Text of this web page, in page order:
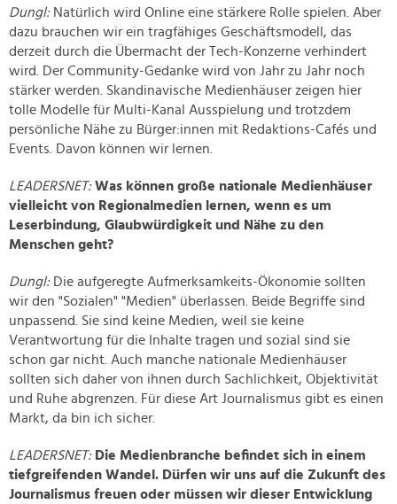
personalisieren, Funktionen für soziale Medien anbieten
zu können und die Zugriffe auf unsere Website zu
analysieren. Außerdem geben wir Informationen zu Ihrer
Verwendung unserer Website an unsere Partner für
soziale Medien, Werbung und Analysen weiter. Unsere
Partner führen diese Informationen möglicherweise mit
weiteren Daten zusammen, die Sie ihnen bereitgestellt
gesammelt haben.
Dungl: Natürlich wird Online eine stärkere Rolle spielen. Aber
dazu brauchen wir ein tragfähiges Geschäftsmodell, das
derzeit durch die Übermacht der Tech-Konzerne verhindert
wird. Der Community-Gedanke wird von Jahr zu Jahr noch
stärker werden. Skandinavische Medienhäuser zeigen hier
tolle Modelle für Multi-Kanal Ausspielung und trotzdem
persönliche Nähe zu Bürger:innen mit Redaktions-Cafés und
Events. Davon können wir lernen.
LEADERSNET: Was können große nationale Medienhäuser
vielleicht von Regionalmedien lernen, wenn es um
Leserbindung, Glaubwürdigkeit und Nähe zu den
Menschen geht?
Dungl:Die aufgeregte Aufmerksamkeits-Ökonomie sollten
wir den "Sozialen" "Medien" überlassen. Beide Begriffe sind
unpassend. Sie sind keine Medien, weil sie keine
Verantwortung für die Inhalte tragen und sozial sind sie
schon gar nicht. Auch manche nationale Medienhäuser
sollten sich daher von ihnen durch Sachlichkeit, Objektivität
und Ruhe abgrenzen. Für diese Art Journalismus gibt es einen
Markt, da bin ich sicher.
LEADERSNET:Die Medienbranche befindet sich in einem
tiefgreifenden Wandel. Dürfen wir uns auf die Zukunft des
Journalismus freuen oder müssen wir dieser Entwicklung